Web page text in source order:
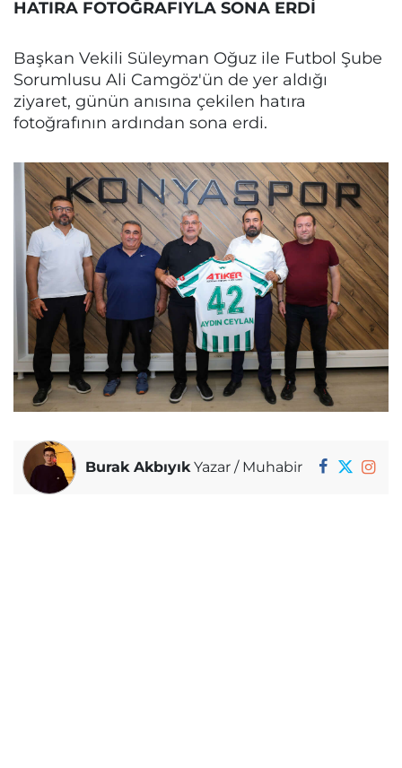
HATIRA FOTOĞRAFIYLA SONA ERDİ
Başkan Vekili Süleyman Oğuz ile Futbol Şube
Sorumlusu Ali Camgöz'ün de yer aldığı
ziyaret, günün anısına çekilen hatıra
fotoğrafının ardından sona erdi.
Burak AkbıyıkYazar / Muhabir